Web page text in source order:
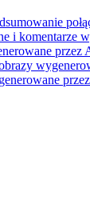
i komentarze